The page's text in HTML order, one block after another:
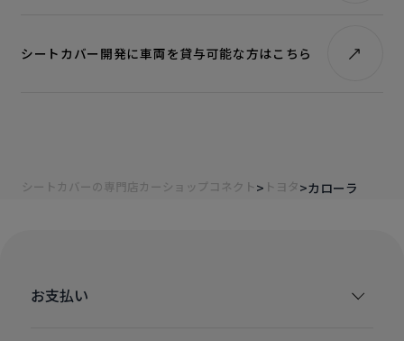
シートカバー開発に車両を貸与可能な方はこちら
シートカバーの専門店カーショップコネクト トヨタ カローラ
お支払い